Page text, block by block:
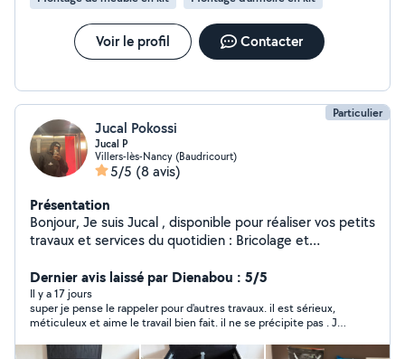
Voir le profil Contacter
Particulier
Jucal Pokossi
Jucal P
Villers-lès-Nancy (Baudricourt)
5/5 (8 avis)
Présentation
Bonjour, Je suis Jucal , disponible pour réaliser vos petits
travaux et services du quotidien : Bricolage et
déménagement Autres services selon vos besoins
Organisé, rigoureux et à l'écoute, je veille toujours à la
satisfaction des personnes qui me font confiance.
N'hésitez pas à m'envoyer un message pour discuter de
votre projet.
Dernier avis laissé par Dienabou : 5/5
Il y a 17 jours
super je pense le rappeler pour d'autres travaux. il est sérieux,
méticuleux et aime le travail bien fait. il ne se précipite pas . Je